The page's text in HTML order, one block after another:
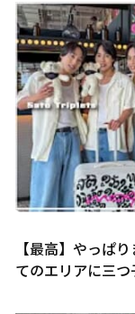
【最高】やっぱ
てのエリアに三つ